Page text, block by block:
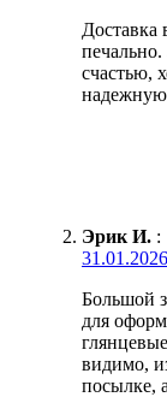
Доставка
счастью,
Эрик И. :
31.01.2026
Большой
для
видимо,
посылке,